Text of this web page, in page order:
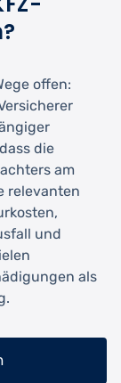
offen:
die
am
relevanten
und
als